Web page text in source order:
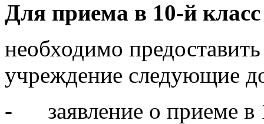
- заявление о приеме в
образовательного
- копия аттестата об
(средний балл не ниже